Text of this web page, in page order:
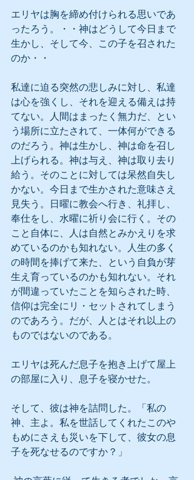
エリヤは胸を締め付けられる思いであ
ったろう。・・神はどうして今日まで
生かし、そして今、この子を召された
のか・・
私達に迫る突然の悲しみに対し、私達
は心を強くし、それを迎える備えは持
てない。人間はまったく無力だ、とい
う場所に立たされて、一体何ができる
のだろう。神は生かし、神は命を召し
上げられる。神は与え、神は取り去り
給う。そのことに対しては呆然自失し
かない。今日まで生かされた意味さえ
見失う。日曜に教会へ行き、礼拝し、
奉仕をし、水曜に祈り会に行く。その
こと自体に、人は自然とみかえりを求
めているのかも知れない。人生の多く
の時間を捧げて来た、という自負が芽
生え育っているのかも知れない。それ
が間違っていたことを知らされた時、
信仰は完全にリ・セットされてしまう
のであろう。だが、人とはそれ以上の
ものではないのである。
エリヤは死んだ息子を抱き上げて屋上
の部屋に入り、息子を寝かせた。
そして、彼は神を詰問した。「私の
神、主よ。私を世話してくれたこのや
もめにさえも災いを下して、彼女の息
子を死なせるのですか？」